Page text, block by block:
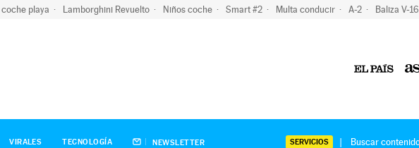
playa Lamborghini Revuelto Niños coche Smart #2 Multa conducir A-2 Baliza V-16
VIRALES TECNOLOGÍA NEWSLETTER SERVICIOS